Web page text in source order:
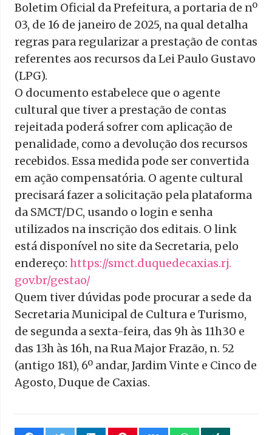
Boletim Oficial da Prefeitura, a portaria de nº
03, de 16 de janeiro de 2025, na qual detalha
regras para regularizar a prestação de contas
referentes aos recursos da Lei Paulo Gustavo
(LPG).
O documento estabelece que o agente
cultural que tiver a prestação de contas
rejeitada poderá sofrer com aplicação de
penalidade, como a devolução dos recursos
recebidos. Essa medida pode ser convertida
em ação compensatória. O agente cultural
precisará fazer a solicitação pela plataforma
da SMCT/DC, usando o login e senha
utilizados na inscrição dos editais. O link
está disponível no site da Secretaria, pelo
endereço: https://smct.duquedecaxias.rj.
gov.br/gestao/
Quem tiver dúvidas pode procurar a sede da
Secretaria Municipal de Cultura e Turismo,
de segunda a sexta-feira, das 9h às 11h30 e
das 13h às 16h, na Rua Major Frazão, n. 52
(antigo 181), 6º andar, Jardim Vinte e Cinco de
Agosto, Duque de Caxias.